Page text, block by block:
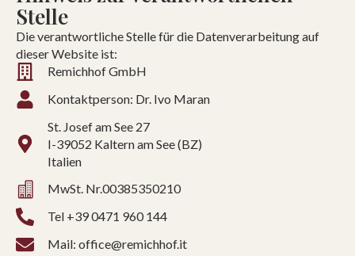
Stelle
Die verantwortliche Stelle für die Datenverarbeitung auf
dieser Website ist:
Remichhof GmbH
Kontaktperson: Dr. Ivo Maran
St. Josef am See 27
I-39052 Kaltern am See (BZ)
Italien
MwSt. Nr.00385350210
Tel +39 0471 960 144
Mail: office@remichhof.it